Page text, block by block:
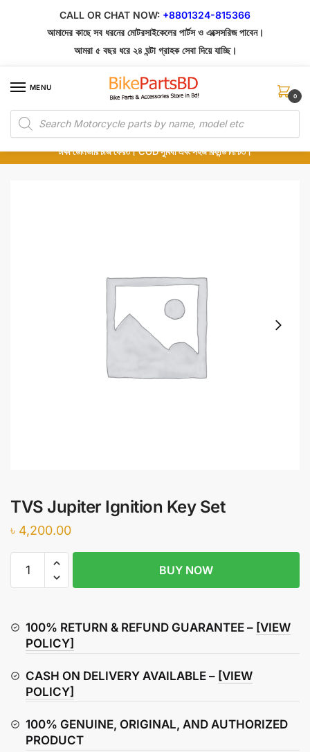
CALL OR CHAT NOW: +8801324-815366
আমাদের কাছে সব ধরনের মোটরসাইকেলের পার্টস ও এক্সেসরিজ পাবেন।
আমরা ৫ বছর ধরে ২৪ ঘন্টা গ্রাহক সেবা দিয়ে যাচ্ছি।
MENU
Products
search
0
১০০% অরিজিনাল পার্টস – শোরুম থেকে সরাসরি সংগ্রহ এবং শুধুমাত্র কুরিয়ার সার্ভিসে ডেলিভারি।
অর্ডার করার পর পার্টের ছবি দেখুন। পছন্দ হলে Cash on Delivery দিন, না হলে ৫ মিনিটে ১৯৯
টাকা ডেলিভারি চার্জ ফেরত। COD সুবিধা এবং সহজ রিফান্ড নিশ্চিত।
TVS Jupiter Ignition Key Set
৳ 4,200.00
Jupiter
Set
quantity
BUY NOW
100% RETURN & REFUND GUARANTEE – [VIEW
POLICY]
CASH ON DELIVERY AVAILABLE – [VIEW
POLICY]
100% GENUINE, ORIGINAL, AND AUTHORIZED
PRODUCT